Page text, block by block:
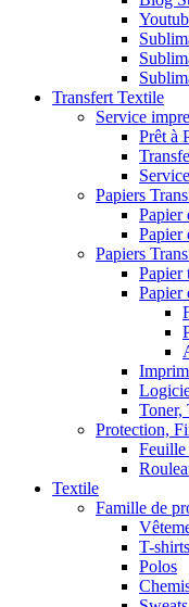
Transfert Textile
Service
Prêt à
Papiers
Papier
Papier
Papiers
Papier
Papier
Toner,
Protection,
Textile
Famille de
T-shirts
Polos